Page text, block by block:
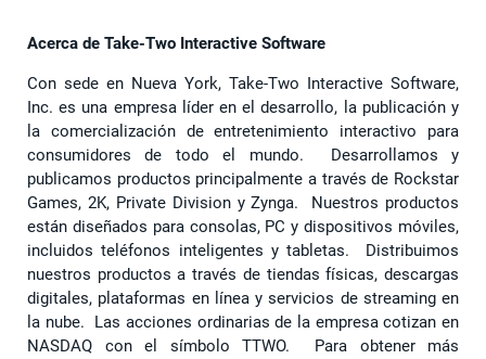
Acerca de Take-Two Interactive Software
Con sede en Nueva York, Take-Two Interactive Software,
Inc. es una empresa líder en el desarrollo, la publicación y
la comercialización de entretenimiento interactivo para
consumidores de todo el mundo. Desarrollamos y
publicamos productos principalmente a través de Rockstar
Games, 2K, Private Division y Zynga. Nuestros productos
están diseñados para consolas, PC y dispositivos móviles,
incluidos teléfonos inteligentes y tabletas. Distribuimos
nuestros productos a través de tiendas físicas, descargas
digitales, plataformas en línea y servicios de streaming en
la nube. Las acciones ordinarias de la empresa cotizan en
NASDAQ con el símbolo TTWO. Para obtener más